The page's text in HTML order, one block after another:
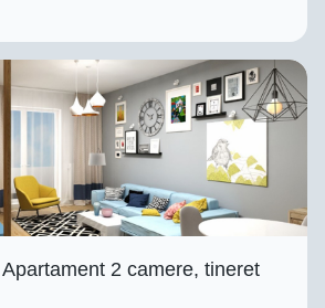
2 camere, tineret